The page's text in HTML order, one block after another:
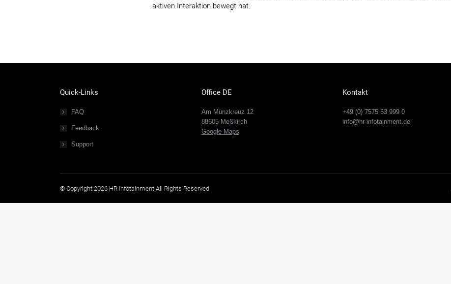
aktiven Interaktion bewegt hat.
Quick-Links
FAQ
Feedback
Support
Office DE
Am Münzkreuz 12
88605 Meßkirch
Google Maps
Kontakt
+49 (0) 7575 53 999 0
info@hr-infotainment.de
© Copyright 2026 HR Infotainment All Rights Reserved